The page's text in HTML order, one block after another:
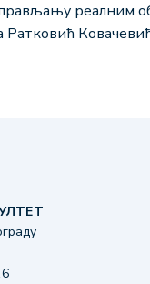
реалним
Ратковић